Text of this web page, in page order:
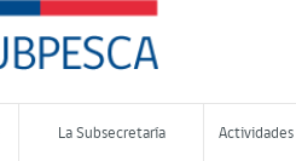
La Subsecretaría Actividades